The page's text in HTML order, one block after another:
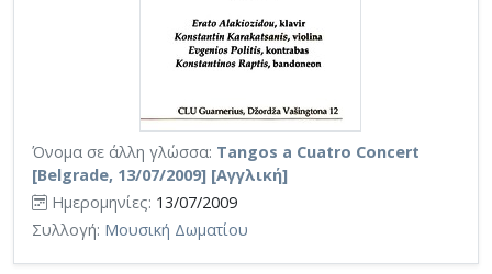
Όνομα σε άλλη γλώσσα: Tangos a Cuatro Concert
[Belgrade, 13/07/2009] [Αγγλική]
Ημερομηνίες: 13/07/2009
Συλλογή: Μουσική Δωματίου